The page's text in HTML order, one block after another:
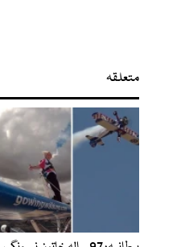
متعلقہ